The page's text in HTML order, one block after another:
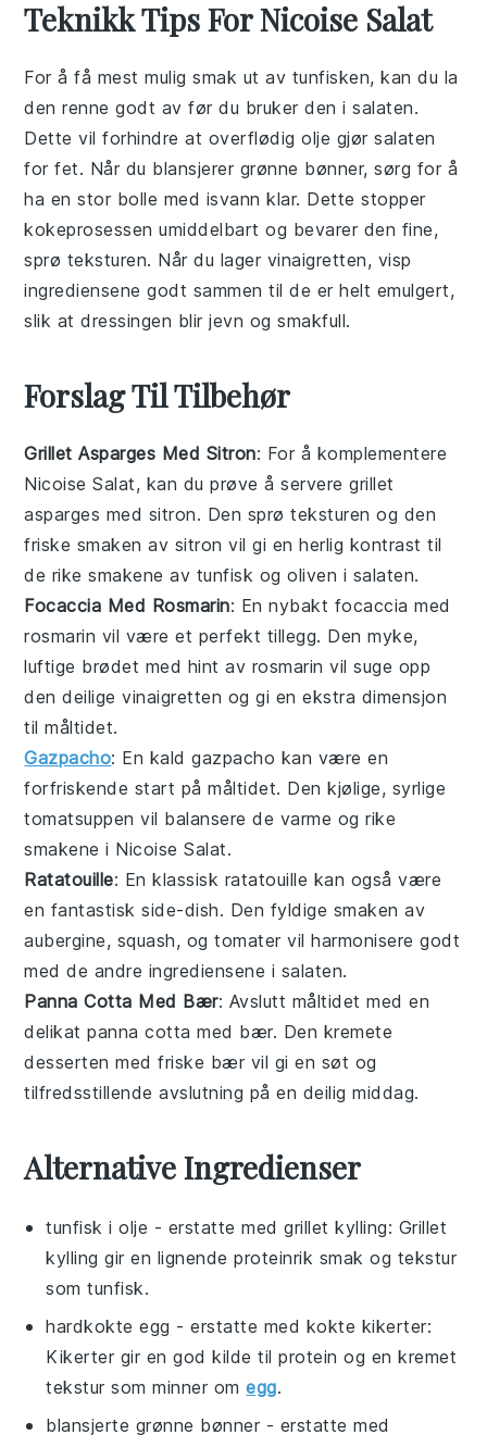
Teknikk Tips For Nicoise Salat
For å få mest mulig smak ut av tunfisken, kan du la
den renne godt av før du bruker den isalaten.
Dette vil forhindre at overflødig olje gjørsalaten
for fet. Når du blansjerer grønne bønner, sørg for å
ha en stor bolle med isvann klar. Dette stopper
kokeprosessen umiddelbart og bevarer den fine,
sprø teksturen. Når du lager vinaigretten, visp
ingrediensene godt sammen til de er helt emulgert,
slik atdressingen blir jevn og smakfull.
Forslag Til Tilbehør
Grillet Asparges Med Sitron: For å komplementere
Nicoise Salat, kan du prøve å serveregrillet
asparges med sitron. Den sprø teksturen og den
friske smaken av sitron vil gi en herlig kontrast til
de rike smakene av tunfisk ogoliven i salaten.
Focaccia Med Rosmarin: En nybakt focaccia med
rosmarin vil være et perfekt tillegg. Den myke,
luftige brødet med hint av rosmarin vil suge opp
den deiligevinaigretten og gi en ekstra dimensjon
til måltidet.
Gazpacho: En kaldgazpacho kan være en
forfriskende start på måltidet. Den kjølige, syrlige
tomatsuppen vil balansere de varme og rike
smakene i Nicoise Salat.
Ratatouille: En klassisk ratatouille kan også være
en fantastisk side-dish. Den fyldige smaken av
aubergine, squash, ogtomater vil harmonisere godt
med de andre ingrediensene i salaten.
Panna Cotta Med Bær: Avslutt måltidet med en
delikatpanna cotta med bær. Den kremete
desserten med friske bær vil gi en søt og
tilfredsstillende avslutning på en deilig middag.
Alternative Ingredienser
tunfisk i olje - erstatte medgrillet kylling: Grillet
kylling gir en lignende proteinrik smak og tekstur
som tunfisk.
hardkokte egg - erstatte med kokte kikerter:
Kikerter gir en god kilde til protein og en kremet
tekstur som minner omegg.
blansjerte grønne bønner - erstatte med